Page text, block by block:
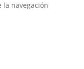
navegación